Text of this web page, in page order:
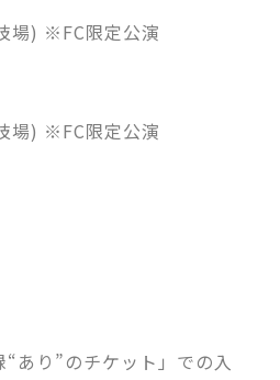
場) ※FC限定公演
場) ※FC限定公演
あり”のチケット」での入